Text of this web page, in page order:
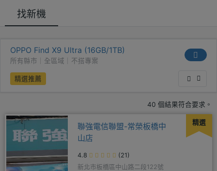
找新機
OPPO Find X9 Ultra (16GB/1TB)
所有縣市｜全區域｜不搭專案
精選推薦
40 個結果符合要求。
精選
聯強電信聯盟-常榮板橋中
山店
4.8
(21)
新北市板橋區中山路二段122號